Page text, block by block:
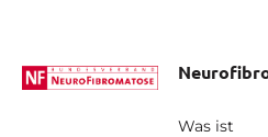
Was ist